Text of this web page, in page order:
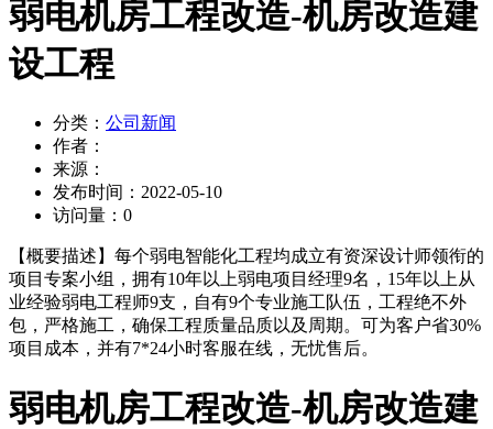
弱电机房工程改造-机房改造建
设工程
分类： 公司新闻
作者：
来源：
发布时间： 2022-05-10
访问量： 0
【概要描述】 每个弱电智能化工程均成立有资深设计师领衔的
项目专案小组，拥有10年以上弱电项目经理9名，15年以上从
业经验弱电工程师9支，自有9个专业施工队伍，工程绝不外
包，严格施工，确保工程质量品质以及周期。可为客户省30%
项目成本，并有7*24小时客服在线，无忧售后。
弱电机房工程改造-机房改造建